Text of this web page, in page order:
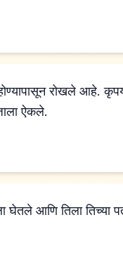
ऐकले.
घेतले आणि तिला तिच्या